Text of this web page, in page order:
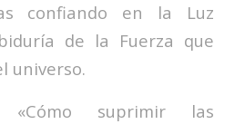
confiando en la Luz
de la Fuerza que
universo.
suprimir las